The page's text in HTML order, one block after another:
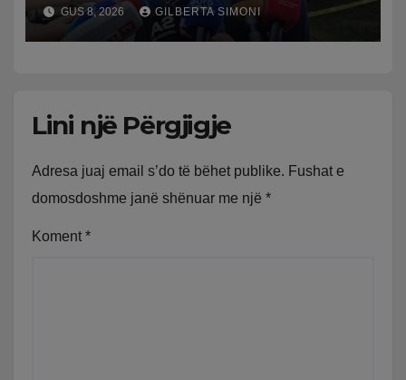
fëmijërisë, zv. drejtori i
Hetimit: Kishin konflikt të
GUS 8, 2026 GILBERTA SIMONI
Lini një Përgjigje
Adresa juaj email s’do të bëhet publike. Fushat e
domosdoshme janë shënuar me një *
Koment*